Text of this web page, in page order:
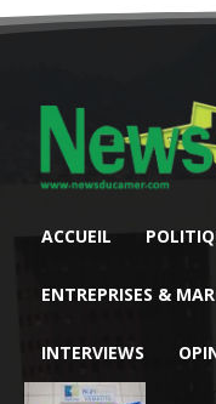
ACCUEIL
ENTREPRISES &
INTERVIEWS